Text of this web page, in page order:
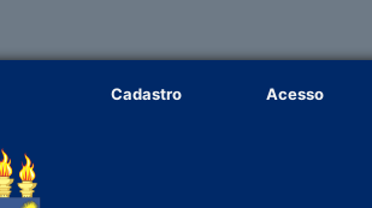
Cadastro Acesso